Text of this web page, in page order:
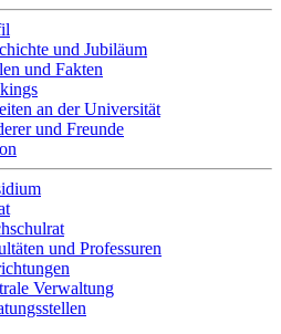
und Jubiläum
und Fakten
an der Universität
und Freunde
und Professuren
Verwaltung